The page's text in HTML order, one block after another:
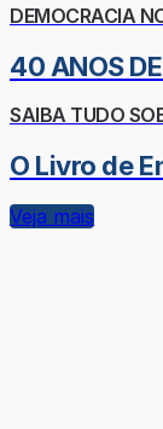
DEMOCRACIA
40 ANOS
SAIBA TUDO
O Livro de
Veja mais